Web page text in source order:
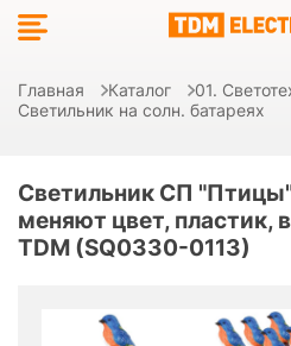
Главная Каталог 01.
Светильник на солн. батареях
Светильник СП
меняют цвет, пластик,
TDM (SQ0330-0113)